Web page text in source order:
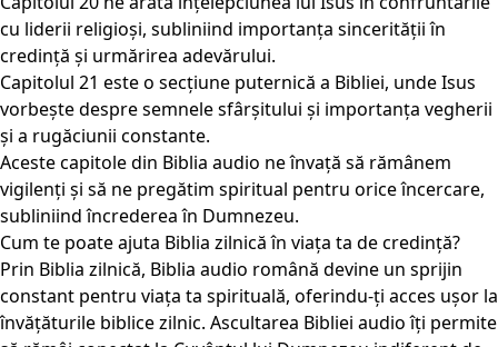
cu liderii religioși, subliniind importanța sincerității în
credință și urmărirea adevărului.
Capitolul 21 este o secțiune puternică a Bibliei, unde Isus
vorbește despre semnele sfârșitului și importanța vegherii
și a rugăciunii constante.
Aceste capitole din Biblia audio ne învață să rămânem
vigilenți și să ne pregătim spiritual pentru orice încercare,
subliniind încrederea în Dumnezeu.
Cum te poate ajuta Biblia zilnică în viața ta de credință?
Prin Biblia zilnică, Biblia audio română devine un sprijin
constant pentru viața ta spirituală, oferindu-ți acces ușor la
învățăturile biblice zilnic. Ascultarea Bibliei audio îți permite